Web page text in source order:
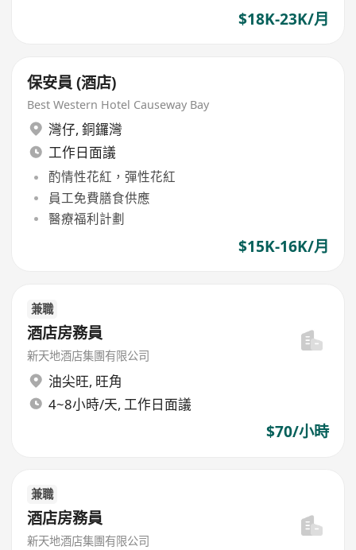
$18K-23K/月
保安員 (酒店)
Best Western Hotel Causeway Bay
灣仔, 銅鑼灣
工作日面議
酌情性花紅，彈性花紅
員工免費膳食供應
醫療福利計劃
$15K-16K/月
兼職
酒店房務員
新天地酒店集團有限公司
油尖旺, 旺角
4~8小時/天, 工作日面議
$70/小時
兼職
酒店房務員
新天地酒店集團有限公司